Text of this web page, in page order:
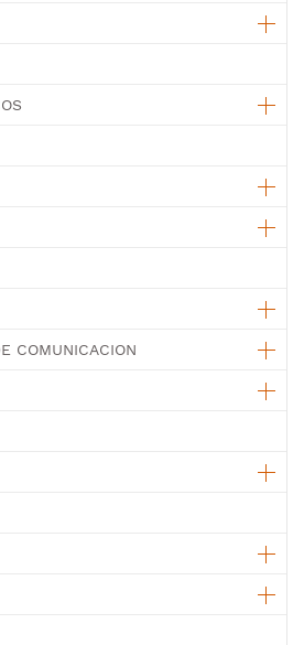
COMUNICACION